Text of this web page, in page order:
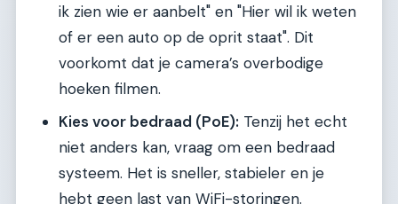
ik zien wie er aanbelt" en "Hier wil ik weten
of er een auto op de oprit staat". Dit
voorkomt dat je camera’s overbodige
hoeken filmen.
Kies voor bedraad (PoE): Tenzij het echt
niet anders kan, vraag om een bedraad
systeem. Het is sneller, stabieler en je
hebt geen last van WiFi-storingen.